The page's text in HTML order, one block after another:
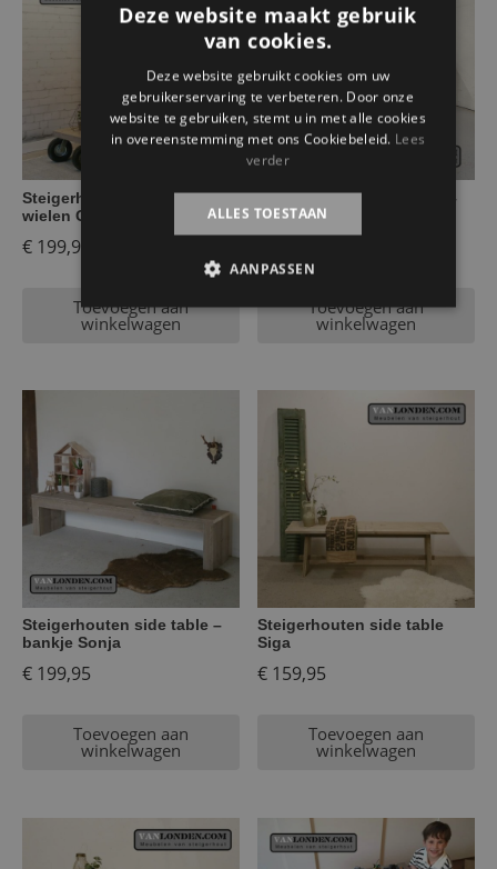
Steigerhouten salontafel op
wielen Ger
€ 199,95
Toevoegen aan
winkelwagen
Steigerhouten side table –
bankje Selena
Toevoegen aan
winkelwagen
Steigerhouten side table –
bankje Sonja
€ 199,95
Toevoegen aan
winkelwagen
Steigerhouten side table
Siga
€ 159,95
Toevoegen aan
winkelwagen
Deze website maakt gebruik
van cookies.
Deze website gebruikt cookies om uw
gebruikerservaring te verbeteren. Door onze
website te gebruiken, stemt u in met alle cookies
in overeenstemming met ons Cookiebeleid. Lees
verder
ALLES TOESTAAN
AANPASSEN